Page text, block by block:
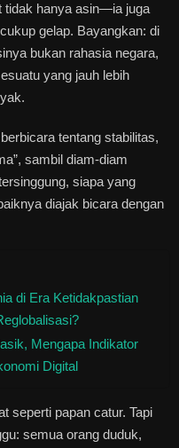
tidak hanya asin—ia juga
gelap. Bayangkan: di
bukan rahasia negara,
yang jauh lebih
tentang stabilitas,
sambil diam-diam
siapa yang
diajak bicara dengan
di Era Ketidakpastian
Mengapa Indikator
Digital
seperti papan catur. Tapi
semua orang duduk,